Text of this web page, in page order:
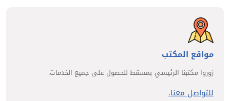
مواقع المكتب
زوروا مكتبنا الرئيسي بمسقط للحصول على جميع الخدمات.
للتواصل معنا.